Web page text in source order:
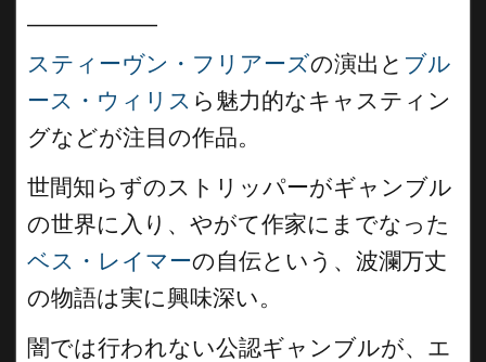
スティーヴン・フリアーズの演出と ブル
ース・ウィリス ら魅力的なキャスティン
グなどが注目の作品。
世間知らずのストリッパーがギャンブル
の世界に入り、やがて作家にまでなった
ベス・レイマーの自伝という、波瀾万丈
の物語は実に興味深い。
闇では行われない公認ギャンブルが、エ